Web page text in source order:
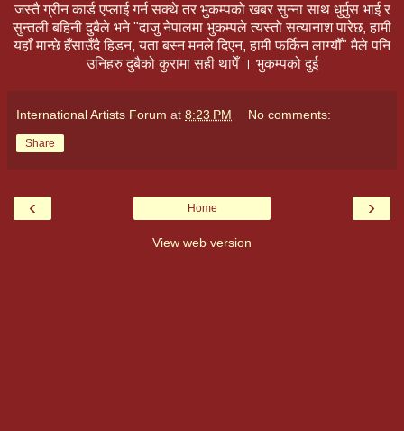
जस्तै ग्रीन कार्ड एप्लाई गर्न सक्थे तर भुकम्पको खबर सुन्ना साथ धुर्मुस भाई र
सुन्तली बहिनी दुबैले भने "दाजु नेपालमा भुकम्पले त्यस्तो सत्यानाश पारेछ, हामी
यहाँ मान्छे हँसाउँदै हिडन, यता बस्न मनले दिएन, हामी फर्किन लाग्यौँ" मैले पनि
उनिहरु दुबैको कुरामा सही थापेँ । भुकम्पको दुई
International Artists Forum at 8:23 PM No comments:
Share
‹ ›
Home
View web version